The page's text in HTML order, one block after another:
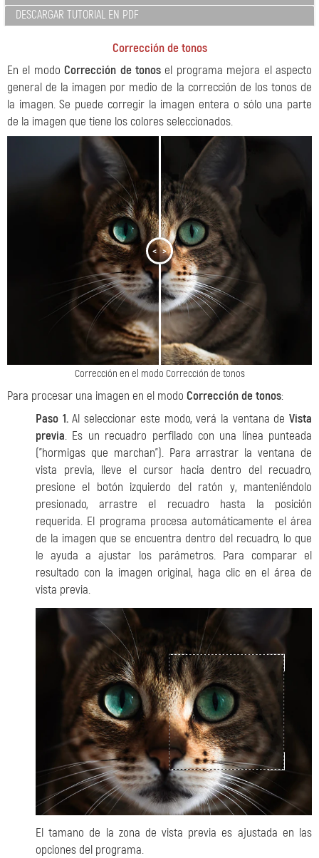
DESCARGAR TUTORIAL EN PDF
Corrección de tonos
En el modoCorrección de tonos el programa mejora el aspecto
general de la imagen por medio de la corrección de los tonos de
la imagen. Se puede corregir la imagen entera o sólo una parte
de la imagen que tiene los colores seleccionados.
< >
Corrección en el modo Corrección de tonos
Para procesar una imagen en el modo Corrección de tonos:
Paso 1.Al seleccionar este modo, verá la ventana deVista
previa. Es un recuadro perfilado con una línea punteada
("hormigas que marchan"). Para arrastrar la ventana de
vista previa, lleve el cursor hacia dentro del recuadro,
presione el botón izquierdo del ratón y, manteniéndolo
presionado, arrastre el recuadro hasta la posición
requerida. El programa procesa automáticamente el área
de la imagen que se encuentra dentro del recuadro, lo que
le ayuda a ajustar los parámetros. Para comparar el
resultado con la imagen original, haga clic en el área de
vista previa.
El tamano de la zona de vista previa es ajustada en las
opciones del programa.